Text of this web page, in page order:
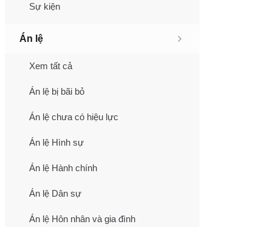
Sự kiện
Án lệ
Xem tất cả
Án lệ bị bãi bỏ
Án lệ chưa có hiệu lực
Án lệ Hình sự
Án lệ Hành chính
Án lệ Dân sự
Án lệ Hôn nhân và gia đình